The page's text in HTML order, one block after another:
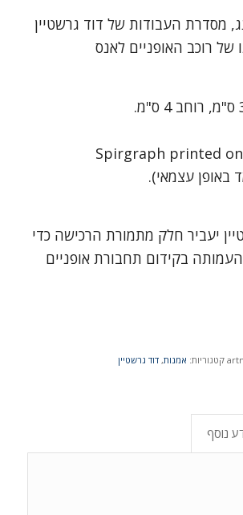
הוא:
₪162.00.
מסדרת העבודות של דוד גרשטיין
של רוכב האופניים לאנס
באופן עצמאי).
יעביר חלק מתמורת הרכישה כדי
בקידום תחבורת אופניים
קטגוריות: אמנות, דוד גרשטיין
נוסף